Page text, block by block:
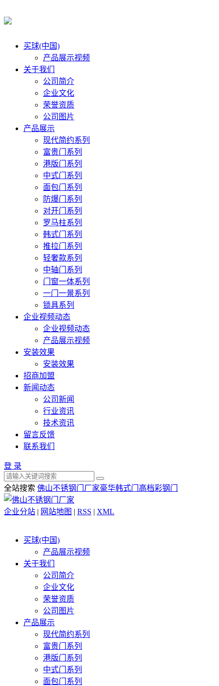
买球(中国)
产品展示视频
关于我们
公司简介
企业文化
荣誉资质
公司图片
产品展示
现代简约系列
富贵门系列
港版门系列
中式门系列
面包门系列
防爆门系列
对开门系列
罗马柱系列
韩式门系列
推拉门系列
轻奢款系列
中轴门系列
门窗一体系列
一门一景系列
锁具系列
企业视频动态
企业视频动态
产品展示视频
安装效果
安装效果
招商加盟
新闻动态
公司新闻
行业资讯
技术资讯
留言反馈
联系我们
登 录
全站搜索 佛山不锈钢门厂家豪华韩式门 高档彩钢门
企业分站 | 网站地图 | RSS | XML
买球(中国)
产品展示视频
关于我们
公司简介
企业文化
荣誉资质
公司图片
产品展示
现代简约系列
富贵门系列
港版门系列
中式门系列
面包门系列